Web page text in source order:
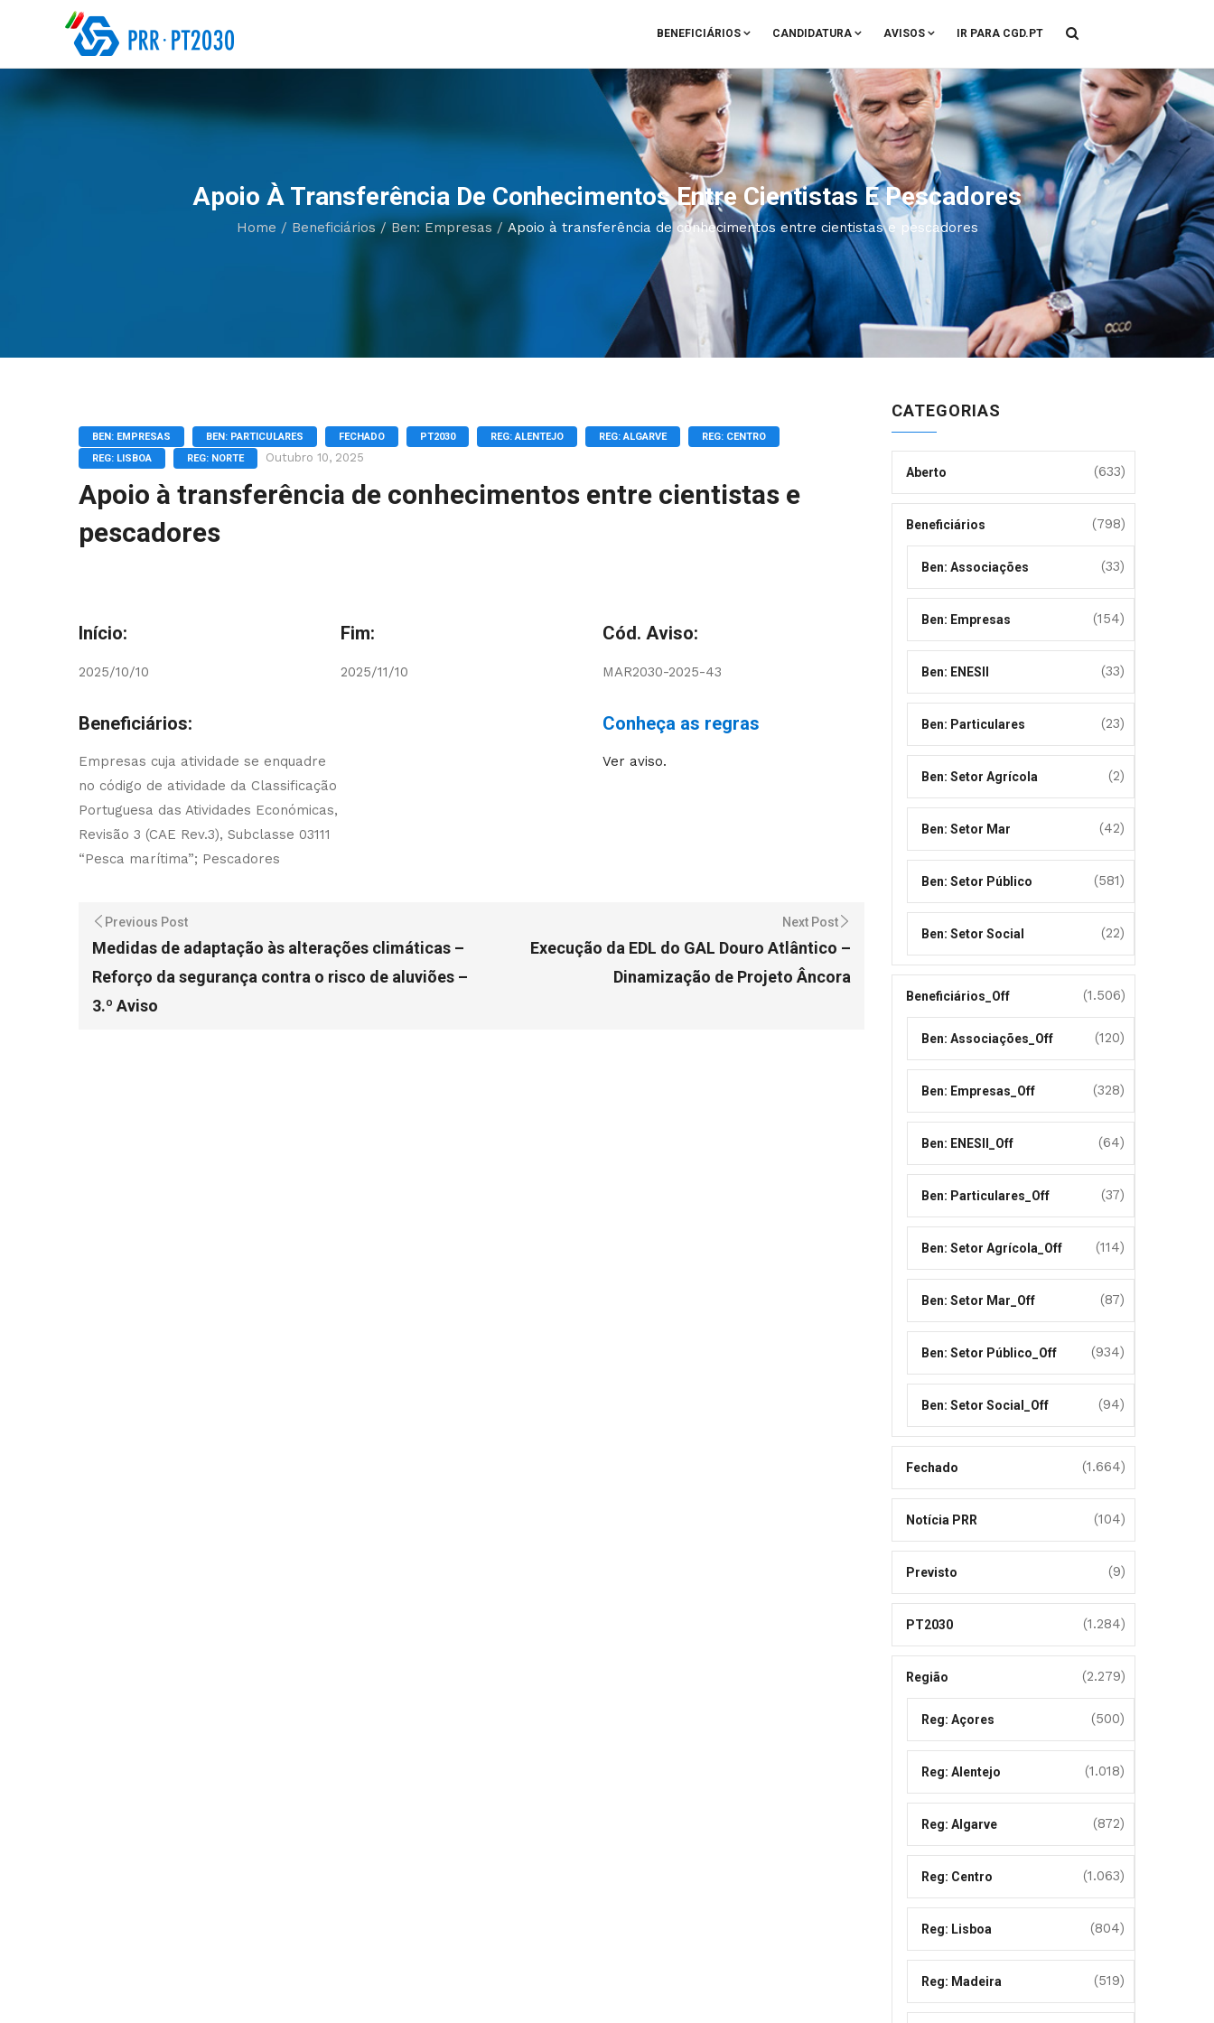
BENEFICIÁRIOS CANDIDATURA AVISOS IR PARA CGD.PT
Apoio À Transferência De Conhecimentos Entre Cientistas E Pescadores
Home / Beneficiários/Ben: Empresas / Apoio à transferência de conhecimentos entre cientistas e pescadores
BEN: EMPRESAS BEN: PARTICULARES FECHADO PT2030 REG: ALENTEJO REG: ALGARVE
REG: CENTRO
REG: LISBOA
REG: NORTE Outubro 10, 2025
Apoio à transferência de conhecimentos entre cientistas e
pescadores
Início:
2025/10/10
Fim:
2025/11/10
Cód. Aviso:
MAR2030-2025-43
Beneficiários:
Empresas cuja atividade se enquadre
no código de atividade da Classificação
Portuguesa das Atividades Económicas,
Revisão 3 (CAE Rev.3), Subclasse 03111
“Pesca marítima”; Pescadores
Conheça as regras
Ver aviso.
Previous Post
Medidas de adaptação às alterações climáticas –
Reforço da segurança contra o risco de aluviões –
3.º Aviso
Next Post
Execução da EDL do GAL Douro Atlântico –
Dinamização de Projeto Âncora
CATEGORIAS
Aberto (633)
Beneficiários (798)
Ben: Associações (33)
Ben: Empresas (154)
Ben: ENESII (33)
Ben: Particulares (23)
Ben: Setor Agrícola (2)
Ben: Setor Mar (42)
Ben: Setor Público (581)
Ben: Setor Social (22)
Beneficiários_Off (1.506)
Ben: Associações_Off (120)
Ben: Empresas_Off (328)
Ben: ENESII_Off (64)
Ben: Particulares_Off (37)
Ben: Setor Agrícola_Off (114)
Ben: Setor Mar_Off (87)
Ben: Setor Público_Off (934)
Ben: Setor Social_Off (94)
Fechado (1.664)
Notícia PRR (104)
Previsto (9)
PT2030 (1.284)
Região (2.279)
Reg: Açores (500)
Reg: Alentejo (1.018)
Reg: Algarve (872)
Reg: Centro (1.063)
Reg: Lisboa (804)
Reg: Madeira (519)